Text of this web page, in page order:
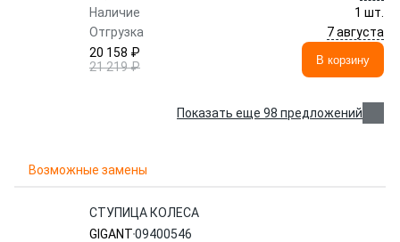
Наличие
1 шт.
Отгрузка
7 августа
20 158 ₽
21 219 ₽
В корзину
Показать еще 98 предложений
Возможные замены
СТУПИЦА КОЛЕСА
GIGANT09400546